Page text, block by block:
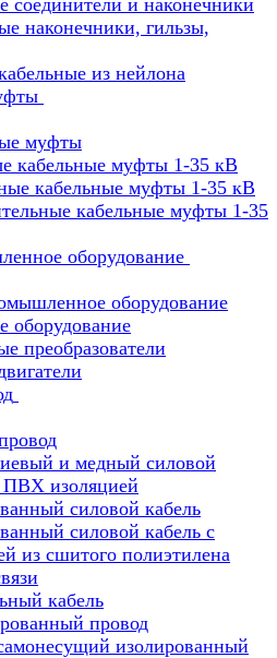
соединители и наконечники
наконечники, гильзы,
из нейлона
муфты
кабельные муфты 1-35 кВ
кабельные муфты 1-35 кВ
кабельные муфты 1-35
оборудование
оборудование
оборудование
преобразователи
и медный силовой
ПВХ изоляцией
силовой кабель
силовой кабель с
из сшитого полиэтилена
кабель
провод
изолированный